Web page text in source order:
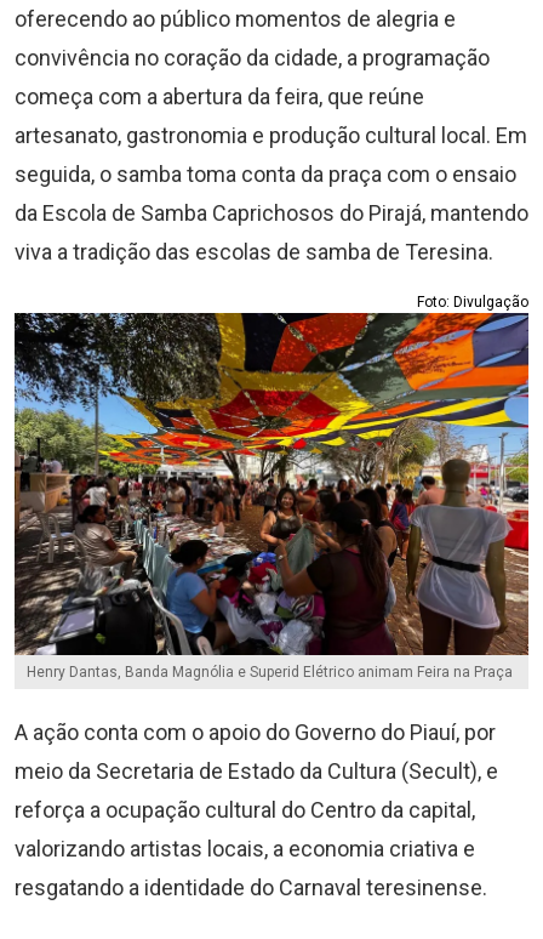
oferecendo ao público momentos de alegria e
convivência no coração da cidade, a programação
começa com a abertura da feira, que reúne
artesanato, gastronomia e produção cultural local. Em
seguida, o samba toma conta da praça com o ensaio
da Escola de Samba Caprichosos do Pirajá, mantendo
viva a tradição das escolas de samba de Teresina.
Foto: Divulgação
Henry Dantas, Banda Magnólia e Superid Elétrico animam Feira na Praça
A ação conta com o apoio do Governo do Piauí, por
meio da Secretaria de Estado da Cultura (Secult), e
reforça a ocupação cultural do Centro da capital,
valorizando artistas locais, a economia criativa e
resgatando a identidade do Carnaval teresinense.